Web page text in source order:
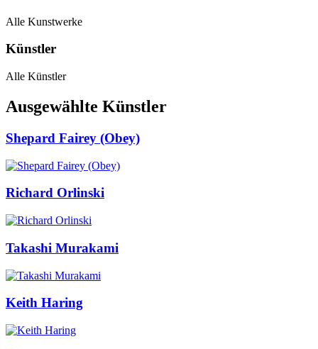
Alle Kunstwerke
Künstler
Alle Künstler
Ausgewählte Künstler
Shepard Fairey (Obey)
Richard Orlinski
Takashi Murakami
Keith Haring